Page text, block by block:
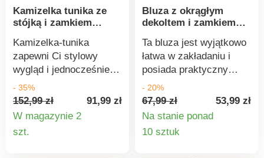
szkodliwych, a produkt
jest bezpieczny ponad
wymogi obowiązujących
norm. Można prać w
pralce.
identyfikuje produkty
tekstylne poddane
testom laboratoryjnym
na obecność szerokiej
gamy substancji
jest bezpieczny w
stopniu wykraczającym
poza obowiązujące
normy. Można prać w
Kamizelka tunika ze
stójką i zamkiem
Kamizelka-tunika
zapewni Ci stylowy
wygląd i jednocześnie
zapewni ciepło. Stójka z
zamkiem
błyskawicznym. Bez
rękawów. Prążkowany
przód. Gładki, miękki
- 35%
152,99 zł
91,99 zł
W magazynie 2
szt.
Bluza z okrągłym
dekoltem i zamkiem
Ta bluza jest wyjątkowo
łatwa w zakładaniu i
posiada praktyczny
zamek błyskawiczny z
boku. Wnętrze
wykonane z wygodnego,
szczotkowanego polaru.
Suwaki pod pachami z
- 20%
67,99 zł
53,99 zł
Na stanie ponad
10 sztuk